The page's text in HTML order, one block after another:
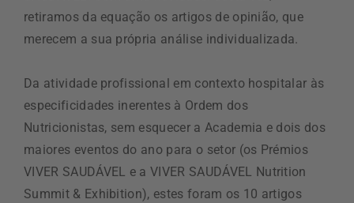
retiramos da equação os artigos de opinião, que
merecem a sua própria análise individualizada.
Da atividade profissional em contexto hospitalar às
especificidades inerentes à Ordem dos
Nutricionistas, sem esquecer a Academia e dois dos
maiores eventos do ano para o setor (os Prémios
VIVER SAUDÁVEL e a VIVER SAUDÁVEL Nutrition
Summit & Exhibition), estes foram os 10 artigos